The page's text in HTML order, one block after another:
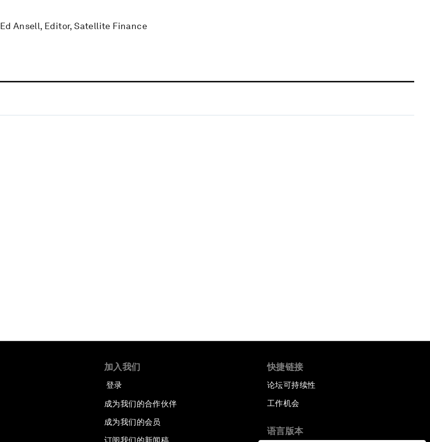
Ed Ansell, Editor, Satellite Finance
加入我们
登录
成为我们的合作伙伴
成为我们的会员
快捷链接
论坛可持续性
工作机会
语言版本